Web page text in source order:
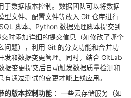
于数据版本控制。数据团队可以将数据
型文件、配置文件等放入 Git 仓库进行
脚本、Python 数据处理脚本提交到
时添加详细的提交信息（如修改了哪个
问题），利用 Git 的分支功能和合并功
发和数据变更管理。同时，结合 GitLab
据变更提交后自动触发数据质量检测和
有通过测试的变更才能上线应用。
的版本控制功能 ：一些云存储服务（如